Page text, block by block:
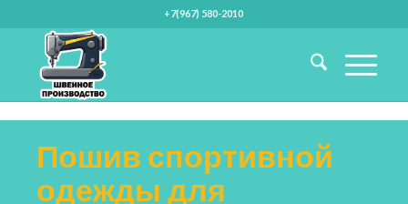
+7(967) 580-2010
Пошив спортивной
одежды для